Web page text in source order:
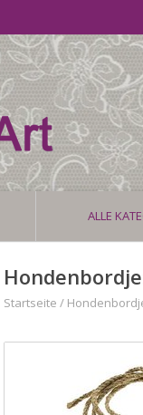
ALLE
Startseite /